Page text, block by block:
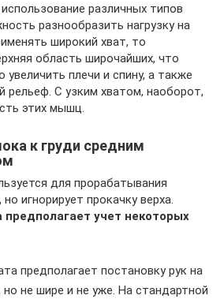
различных типов
разнообразить нагрузку на
широкий хват, то
область широчайших, что
увеличить плечи и спину, а также
рельеф. С узким хватом, наоборот,
этих мышц.
к груди средним
для прорабатывания
игнорирует прокачку верха.
предполагает учет некоторых
предполагает постановку рук на
но не шире и не уже. На стандартной